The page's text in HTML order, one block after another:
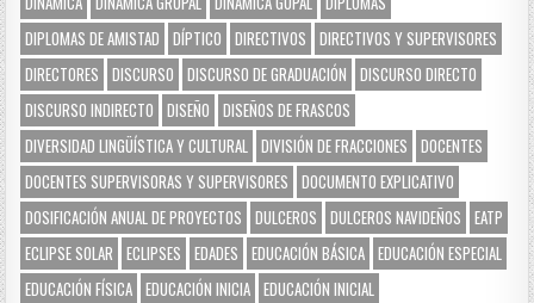
DIPLOMAS DE AMISTAD
DÍPTICO DIRECTIVOS
DIRECTIVOS Y SUPERVISORES
DIRECTORES
DISCURSO DISCURSO DE GRADUACIÓN
DISCURSO DIRECTO
DISCURSO INDIRECTO
DISEÑO
DISEÑOS DE FRASCOS
DIVERSIDAD LINGÜÍSTICA Y CULTURAL DIVISIÓN DE FRACCIONES
DOCENTES
DOCENTES SUPERVISORAS Y SUPERVISORES
DOCUMENTO EXPLICATIVO
DOSIFICACIÓN ANUAL DE PROYECTOS
DULCEROS DULCEROS NAVIDEÑOS
EATP
ECLIPSE SOLAR
ECLIPSES EDADES EDUCACIÓN BÁSICA EDUCACIÓN ESPECIAL
EDUCACIÓN FÍSICA EDUCACIÓN INICIA EDUCACIÓN INICIAL